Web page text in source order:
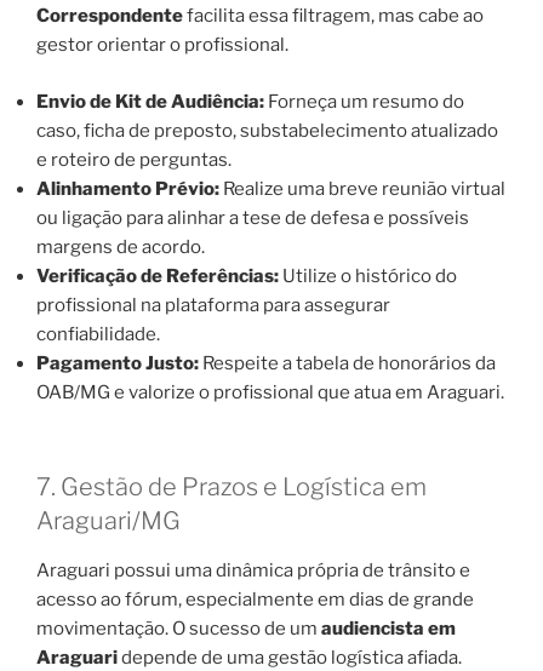
Correspondentefacilita essa filtragem, mas cabe ao
gestor orientar o profissional.
Envio de Kit de Audiência: Forneça um resumo do
caso, ficha de preposto, substabelecimento atualizado
e roteiro de perguntas.
Alinhamento Prévio: Realize uma breve reunião virtual
ou ligação para alinhar a tese de defesa e possíveis
margens de acordo.
Verificação de Referências: Utilize o histórico do
profissional na plataforma para assegurar
confiabilidade.
Pagamento Justo: Respeite a tabela de honorários da
OAB/MG e valorize o profissional que atua em Araguari.
7. Gestão de Prazos e Logística em
Araguari/MG
Araguari possui uma dinâmica própria de trânsito e
acesso ao fórum, especialmente em dias de grande
movimentação. O sucesso de um audiencista em
Araguaridepende de uma gestão logística afiada.